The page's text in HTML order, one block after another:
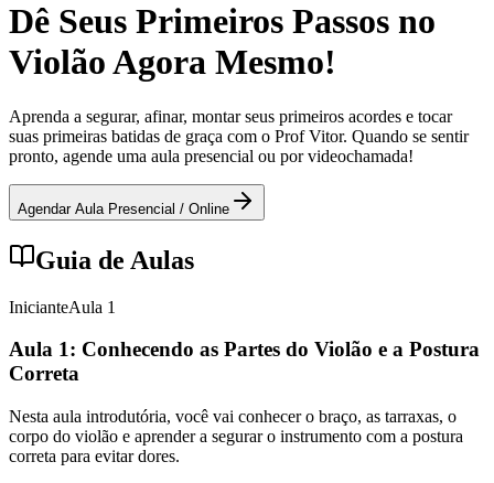
Dê Seus Primeiros Passos no
Violão Agora Mesmo!
Aprenda a segurar, afinar, montar seus primeiros acordes e tocar
suas primeiras batidas de graça com o Prof Vitor. Quando se sentir
pronto, agende uma aula presencial ou por videochamada!
Agendar Aula Presencial / Online
Guia de Aulas
InicianteAula 1
Aula 1: Conhecendo as Partes do Violão e a Postura
Correta
Nesta aula introdutória, você vai conhecer o braço, as tarraxas, o
corpo do violão e aprender a segurar o instrumento com a postura
correta para evitar dores.